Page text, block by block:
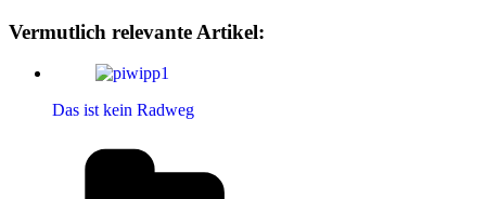
Vermutlich relevante Artikel:
Das ist kein Radweg